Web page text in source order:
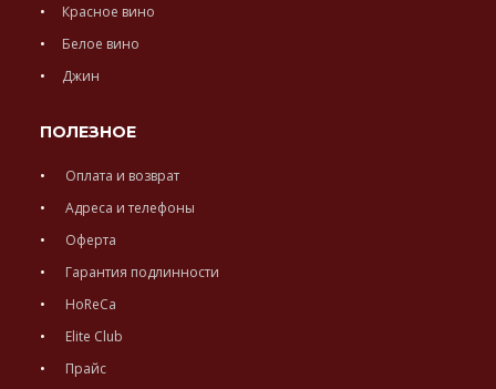
Красное вино
Белое вино
Джин
ПОЛЕЗНОЕ
Оплата и возврат
Адреса и телефоны
Оферта
Гарантия подлинности
HoReCa
Elite Club
Прайс